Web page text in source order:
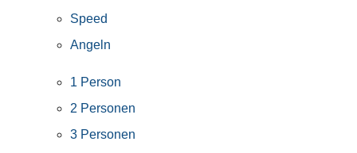
Speed
Angeln
1 Person
2 Personen
3 Personen